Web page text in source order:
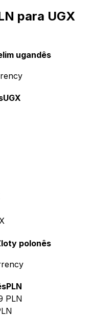
para UGX
ugandês
UGX
polonês
PLN
PLN